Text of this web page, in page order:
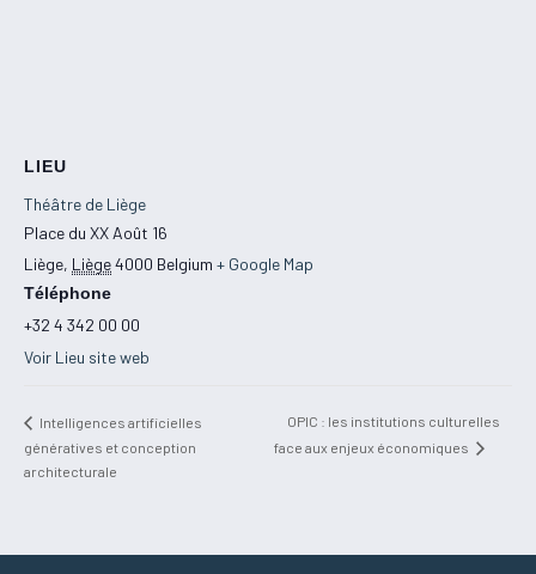
LIEU
Théâtre de Liège
Place du XX Août 16
Liège, Liège4000 Belgium + Google Map
Téléphone
+32 4 342 00 00
Voir Lieu site web
Intelligences artificielles
génératives et conception
architecturale
OPIC : les institutions culturelles
face aux enjeux économiques